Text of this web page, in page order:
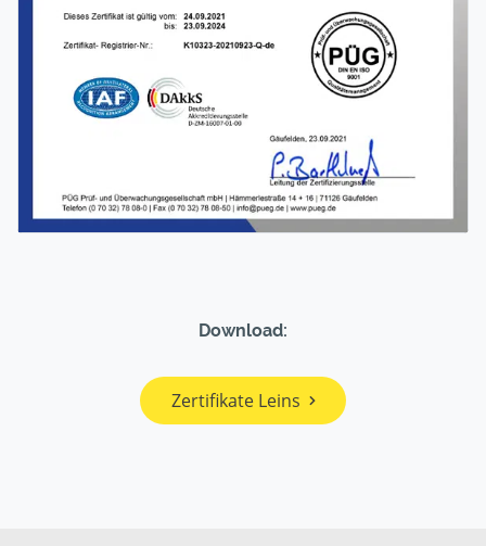
Download:
Zertifikate Leins